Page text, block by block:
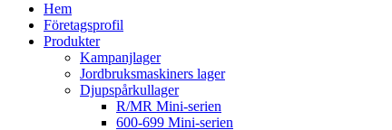
Hem
Företagsprofil
Produkter
Kampanjlager
Jordbruksmaskiners lager
Djupspårkullager
R/MR Mini-serien
600-699 Mini-serien